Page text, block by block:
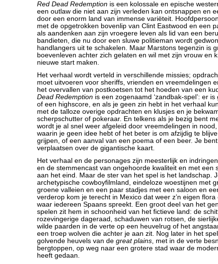
Red Dead Redemption is een kolossale en epische
een outlaw die niet aan zijn verleden kan ontsnappen en
door een enorm land van immense variëteit.
met de opgetrokken bovenlip van Clint Eastwood en een
als aandenken aan zijn vroegere leven als lid van een
bandieten, die nu door een sluwe politieman wordt
handlangers uit te schakelen. Maar Marstons tegenzin is
boevenleven achter zich gelaten en wil met zijn vrouw en
nieuwe start maken.
Het verhaal wordt verteld in verschillende missies;
moet uitvoeren voor sheriffs, vrienden en vreemdelingen
het overvallen van postkoetsen tot het hoeden van een
Dead Redemption is een zogenaamd ‘zandbak-spel’: er
of een highscore, en als je geen zin hebt in het verhaal
met de talloze overige opdrachten en klusjes en je
scherpschutter of pokeraar. En telkens als je bezig bent
wordt je al snel weer afgeleid door vreemdelingen in
waarin je geen idee hebt of het beter is om afzijdig te
grijpen, of een aanval van een poema of een beer. Je
verplaatsen over de gigantische kaart.
Het verhaal en de personages zijn meesterlijk en
en de stemmencast van ongehoorde kwaliteit en met een
aan het eind. Maar de ster van het spel is het landschap.
archetypische cowboyfilmland, eindeloze woestijnen met
groene valleien en een paar stadjes met een saloon en
verderop kom je terecht in Mexico dat weer z’n eigen
waar iedereen Spaans spreekt. Een groot deel van het
spelen zit hem in schoonheid van het fictieve land: de
rozevingerige dageraad, schaduwen van rotsen, de
wilde paarden in de verte op een heuvelrug of het
een troep wolven die achter je aan zit. Nog later in het
golvende heuvels van de great plains, met in de verte
bergtoppen, op weg naar een grotere stad waar de
heeft gedaan.